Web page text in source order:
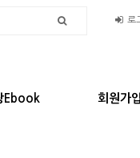
로
Ebook 회원가